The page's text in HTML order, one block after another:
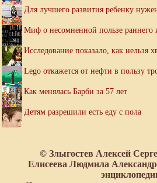
Для лучшего развития ребенку
Миф о несомненной пользе раннего
Исследование показало, как нельзя
Lego откажется от нефти в пользу
Как менялась Барби за 57 лет
Детям разрешили есть еду с пола
© Злыгостев Алексей
Елисеева Людмила